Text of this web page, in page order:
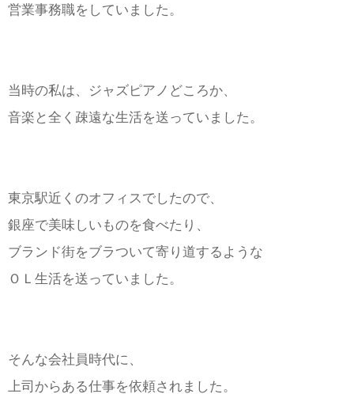
営業事務職をしていました。
当時の私は、ジャズピアノどころか、
音楽と全く疎遠な生活を送っていました。
東京駅近くのオフィスでしたので、
銀座で美味しいものを食べたり、
ブランド街をブラついて寄り道するような
ＯＬ生活を送っていました。
そんな会社員時代に、
上司からある仕事を依頼されました。